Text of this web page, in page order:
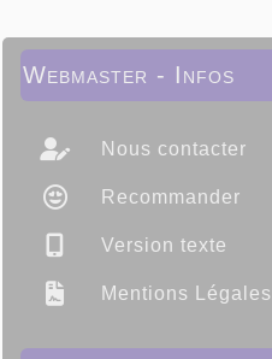
Webmaster - Infos
Nous contacter
Recommander
Version texte
Mentions Légales